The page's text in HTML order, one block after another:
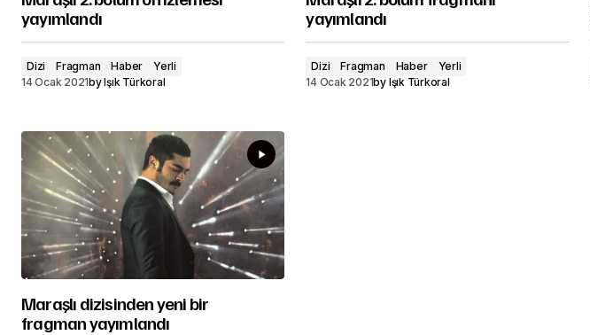
yayımlandı
Dizi Fragman Haber
Yerli
14 Ocak 2021byIşık Türkoral
yayımlandı
Dizi Fragman Haber
Yerli
14 Ocak 2021by Işık Türkoral
Maraşlı dizisinden yeni bir
fragman yayımlandı